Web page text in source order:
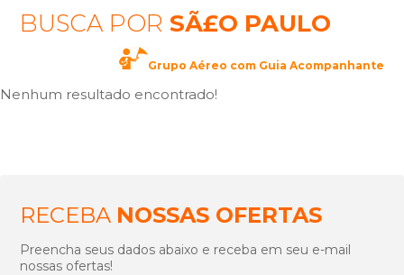
BUSCA PORSÃ£O PAULO
Grupo Aéreo com Guia Acompanhante
Nenhum resultado encontrado!
RECEBA NOSSAS OFERTAS
Preencha seus dados abaixo e receba em seu e-mail
nossas ofertas!